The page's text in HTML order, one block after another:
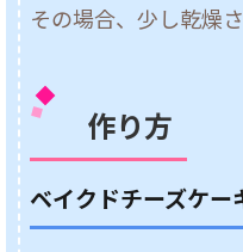
その場合、少し乾燥
作り方
ベイクドチーズケー